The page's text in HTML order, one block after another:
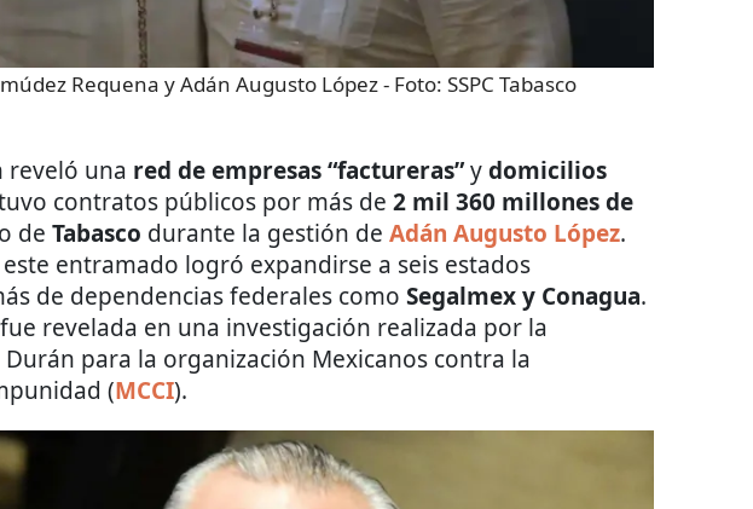
Requena y Adán Augusto López- Foto: SSPC Tabasco
reveló una red de empresas “factureras”ydomicilios
contratos públicos por más de 2 mil 360 millones de
de Tabasco durante la gestión de Adán Augusto López.
entramado logró expandirse a seis estados
de dependencias federales como Segalmex y Conagua.
revelada en una investigación realizada por la
para la organización Mexicanos contra la
(MCCI).